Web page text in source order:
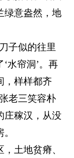
绿意盎然，地
子似的往里
水帘洞’。再
，样样都齐
老三笑容朴
庄稼汉，从没
土地贫瘠、